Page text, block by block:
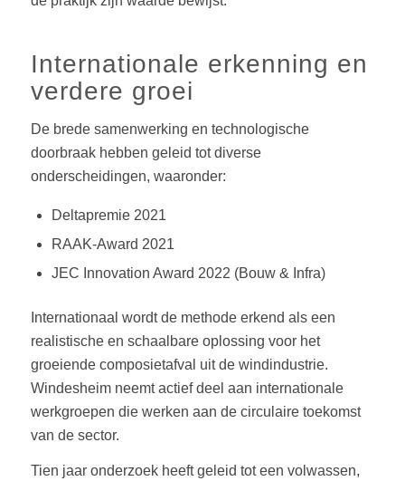
Internationale erkenning en
verdere groei
De brede samenwerking en technologische
doorbraak hebben geleid tot diverse
onderscheidingen, waaronder:
Deltapremie 2021
RAAK-Award 2021
JEC Innovation Award 2022 (Bouw & Infra)
Internationaal wordt de methode erkend als een
realistische en schaalbare oplossing voor het
groeiende composietafval uit de windindustrie.
Windesheim neemt actief deel aan internationale
werkgroepen die werken aan de circulaire toekomst
van de sector.
Tien jaar onderzoek heeft geleid tot een volwassen,